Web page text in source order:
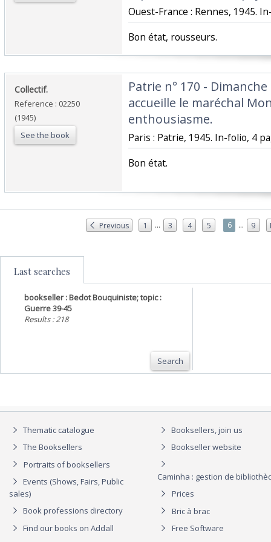
‎Ouest-France : Rennes, 1945.
‎Bon état, rousseurs.‎
‎Collectif.‎
Reference : 02250
(1945)
See the book
‎Patrie n° 170 -
accueille le maréchal
enthousiasme. ‎
‎Paris : Patrie, 1945. In-folio, 4
‎Bon état.‎
Previous 1 ... 3 4 5 6 ... 9
Last searches
bookseller : Bedot Bouquiniste; topic :
Guerre 39-45
Results : 218
Search
Thematic catalogue
The Booksellers
Portraits of booksellers
Events (Shows, Fairs, Public
sales)
Book professions directory
Find our books on Addall
Booksellers, join us
Bookseller website
Caminha : gestion de
Prices
Bric à brac
Free Software